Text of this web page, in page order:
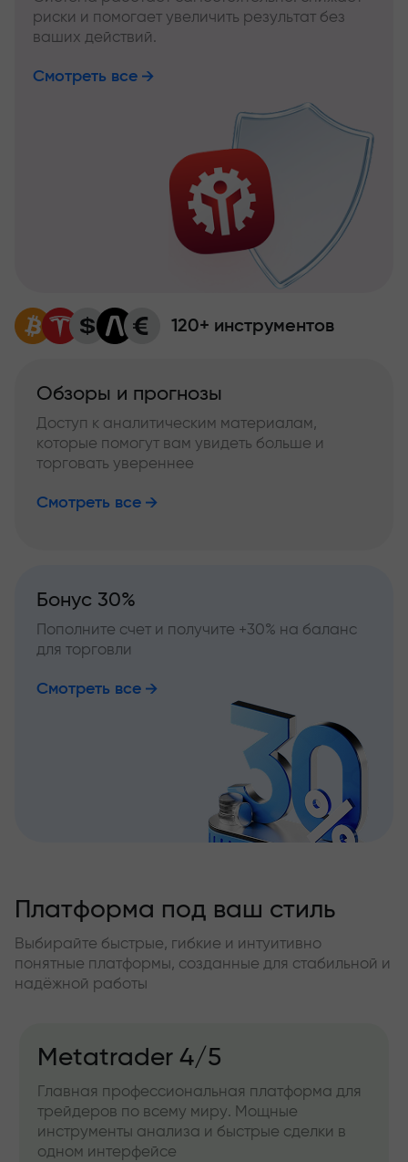
риски и помогает увеличить результат без
ваших действий.
Смотреть все
120+ инструментов
Обзоры и прогнозы
Доступ к аналитическим материалам,
которые помогут вам увидеть больше и
торговать увереннее
Смотреть все
Бонус 30%
Пополните счет и получите +30% на баланс
для торговли
Смотреть все
Платформа под ваш стиль
Выбирайте быстрые, гибкие и интуитивно
понятные платформы, созданные для стабильной и
надёжной работы
IFXGear
Веб-версия для работы прямо из браузера.
Удобна для быстрого доступа и сделок без
установки программ